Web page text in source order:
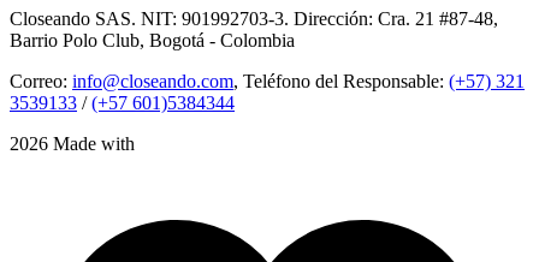
Closeando SAS. NIT: 901992703-3. Dirección: Cra. 21 #87-48,
Barrio Polo Club, Bogotá - Colombia
Correo: info@closeando.com, Teléfono del Responsable: (+57) 321
3539133 /(+57 601)5384344
2026 Made with